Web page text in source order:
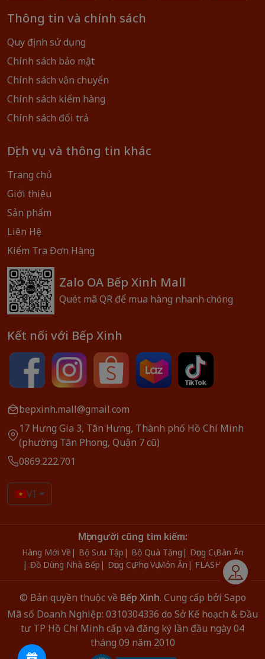
Thông tin và chính sách
Quy định sử dụng
Chính sách bảo mật
Chính sách vận chuyển
Chính sách kiểm hàng
Chính sách đổi trả
Dịch vụ và thông tin khác
Trang chủ
Giới thiệu
Sản phẩm
Liên Hệ
Kiểm Tra Đơn Hàng
Zalo OA Bếp Xinh Mall
Quét mã QR để mua hàng nhanh chóng
Kết nối với Bếp Xinh
bepxinh.mall@gmail.com
17 Hưng Gia 3, Tân Hưng, Thành phố Hồ Chí Minh
(phường Tân Phong, Quận 7 cũ)
0869.222.701
VI
Mọi người cũng tìm kiếm:
Hàng Mới Về Bộ Sưu Tập Bộ Quà Tặng
Dụng Cụ Bàn Ăn
Đồ Dùng Nhà Bếp
Dụng Cụ Phục Vụ Món Ăn FLASH SALE
© Bản quyền thuộc về Bếp Xinh. Cung cấp bởi Sapo
Mã số Doanh Nghiệp: 0310304336 do Sở Kế hoạch & Đầu
tư TP Hồ Chí Minh cấp và đăng ký lần đầu ngày 04
tháng 09 năm 2010
Liên hệ